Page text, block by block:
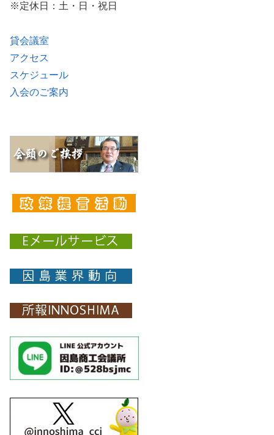
※定休日：土・日・祝日
貸会議室
アクセス
スケジュール
入会のご案内